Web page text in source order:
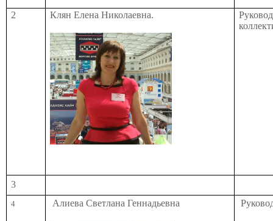
2 Клян Елена Николаевна.
3
4 Алиева Светлана Геннадьевна